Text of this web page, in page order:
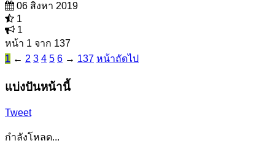
06 สิงหา 2019
1
1
หน้า 1 จาก 137
1 ← 2 3 4 5 6 → 137 หน้าถัดไป
แบ่งปันหน้านี้
Tweet
กำลังโหลด...